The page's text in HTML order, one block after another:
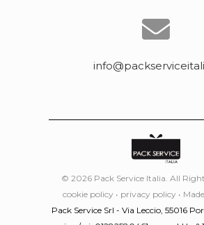
© 2026 Pack Service Italia. All
cookie policy • privacy policy •
Pack Service Srl - Via Leccio, 55016